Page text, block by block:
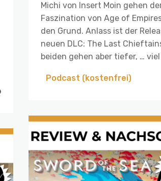
Michi von Insert Moin gehen
Faszination von Age of
den Grund. Anlass ist der
neuen DLC: The Last
beiden gehen aber tiefer, …
Podcast (kostenfrei)